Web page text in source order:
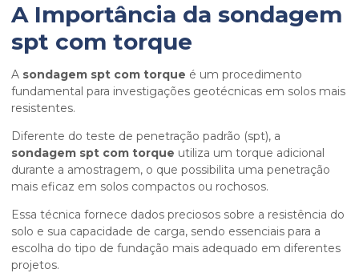
A Importância da sondagem
spt com torque
A sondagem spt com torque é um procedimento
fundamental para investigações geotécnicas em solos mais
resistentes.
Diferente do teste de penetração padrão (spt), a
sondagem spt com torque utiliza um torque adicional
durante a amostragem, o que possibilita uma penetração
mais eficaz em solos compactos ou rochosos.
Essa técnica fornece dados preciosos sobre a resistência do
solo e sua capacidade de carga, sendo essenciais para a
escolha do tipo de fundação mais adequado em diferentes
projetos.